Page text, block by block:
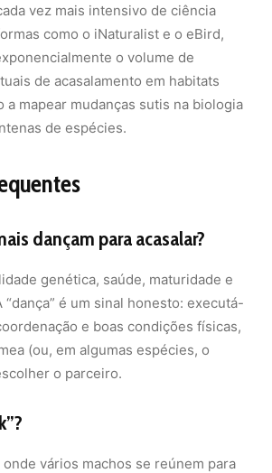
vez mais intensivo de ciência
como o iNaturalist e o eBird,
o volume de
de acasalamento em habitats
a mapear mudanças sutis na biologia
de espécies.
dançam para acasalar?
genética, saúde, maturidade e
é um sinal honesto: executá-
e boas condições físicas,
(ou, em algumas espécies, o
o parceiro.
vários machos se reúnem para